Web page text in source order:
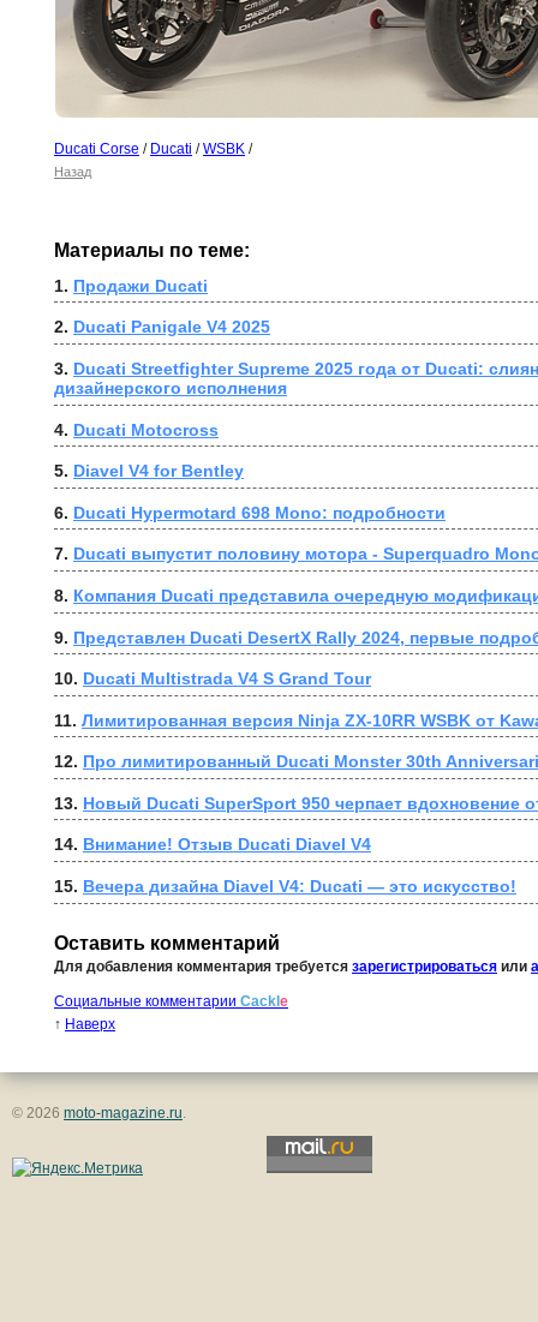
Ducati Corse / Ducati /WSBK /
Назад
Материалы по теме:
1. Продажи Ducati
2. Ducati Panigale V4 2025
3. Ducati Streetfighter Supreme 2025 года от Ducati:
дизайнерского исполнения
4. Ducati Motocross
5. Diavel V4 for Bentley
6. Ducati Hypermotard 698 Mono: подробности
7. Ducati выпустит половину мотора - Superquadro
8. Компания Ducati представила очередную
9. Представлен Ducati DesertX Rally 2024, первые
10. Ducati Multistrada V4 S Grand Tour
11. Лимитированная версия Ninja ZX-10RR WSBK от
12. Про лимитированный Ducati Monster 30th
13. Новый Ducati SuperSport 950 черпает вдохновение
14. Внимание! Отзыв Ducati Diavel V4
15. Вечера дизайна Diavel V4: Ducati — это искусство!
Оставить комментарий
Для добавления комментария требуется зарегистрироваться или
Социальные комментарии Cackle
↑ Наверх
© 2026 moto-magazine.ru.